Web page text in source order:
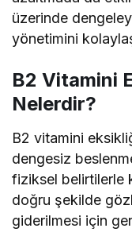
üzerinde
yönetimini
B2 Vitamini
Nelerdir?
B2 vitamini
dengesiz
fiziksel belirtilerle
doğru şekilde
giderilmesi için